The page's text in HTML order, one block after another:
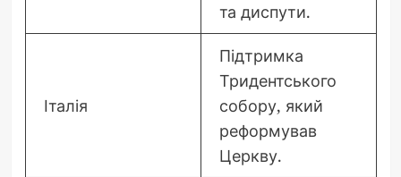
та диспути.
Італія
Підтримка
Тридентського
собору, який
реформував
Церкву.